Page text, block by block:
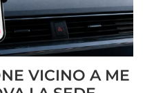
VICINO A ME